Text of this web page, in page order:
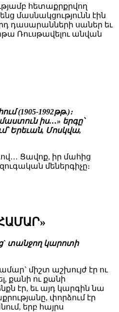
հետաքրքրվող
մասնակցությունն էին
դասարանների սաներ եւ
Ռուսթավելու անվան
(1905-1992թթ.)։
իս…» երգը՝
Երեւան, Մոսկվա,
Ցավոք, իր մահից
մեներգիչը։
տանջող կարոտի
միշտ աշխույժ էր ու
քանի ու քանի
էր, եւ այդ կարգին նա
փորձում էր
երբ հայրս